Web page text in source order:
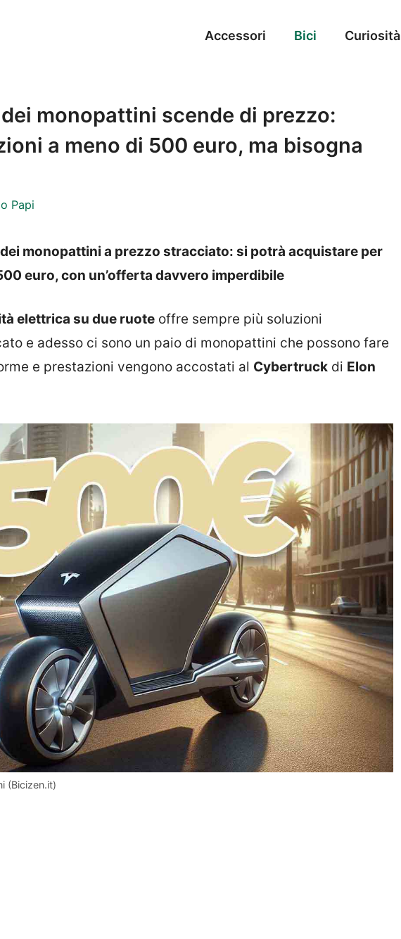
Accessori Bici Curiosità
monopattini scende di prezzo:
a meno di 500 euro, ma bisogna
Papi
monopattini a prezzo stracciato: si potrà acquistare per
euro, con un’offerta davvero imperdibile
elettrica su due ruote offre sempre più soluzioni
e adesso ci sono un paio di monopattini che possono fare
e prestazioni vengono accostati al Cybertruck di Elon
(Bicizen.it)